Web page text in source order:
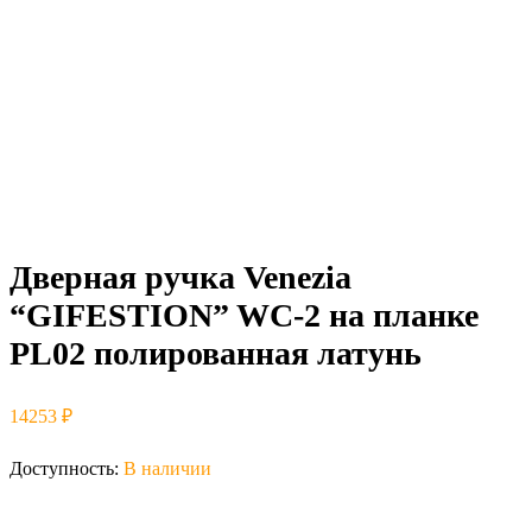
Дверная ручка Venezia
“GIFESTION” WC-2 на планке
PL02 полированная латунь
14253 ₽
Доступность: В наличии